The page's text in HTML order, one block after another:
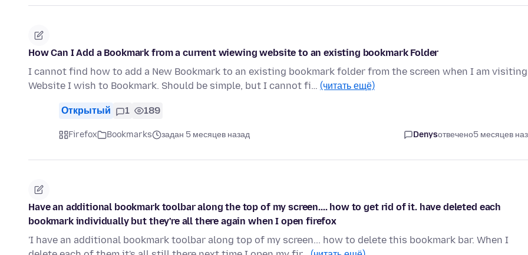
How Can I Add a Bookmark from a current wiewing website to an existing bookmark Folder
I cannot find how to add a New Bookmark to an existing bookmark folder from the screen when I am visiting
Website I wish to Bookmark. Should be simple, but I cannot fi… (читать ещё)
Открытый 1 189
Firefox Bookmarks задан 5 месяцев назад Denysотвечено5 месяцев
Have an additional bookmark toolbar along the top of my screen.... how to get rid of it. have deleted each
bookmark individually but they're all there again when I open firefox
'I have an additional bookmark toolbar along top of my screen... how to delete this bookmark bar. When I